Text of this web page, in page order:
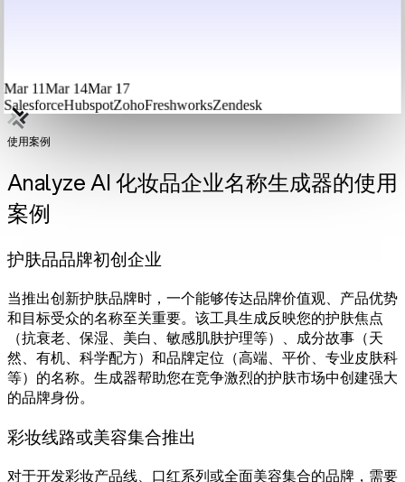
Mar 11Mar 14Mar 17
SalesforceHubspotZohoFreshworksZendesk
使用案例
Analyze AI 化妆品企业名称生成器的使用
案例
护肤品品牌初创企业
当推出创新护肤品牌时，一个能够传达品牌价值观、产品优势
和目标受众的名称至关重要。该工具生成反映您的护肤焦点
（抗衰老、保湿、美白、敏感肌肤护理等）、成分故事（天
然、有机、科学配方）和品牌定位（高端、平价、专业皮肤科
等）的名称。生成器帮助您在竞争激烈的护肤市场中创建强大
的品牌身份。
彩妆线路或美容集合推出
对于开发彩妆产品线、口红系列或全面美容集合的品牌，需要